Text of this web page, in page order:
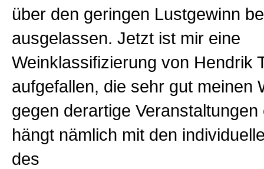
über den geringen Lustgewinn
ausgelassen. Jetzt ist mir eine
Weinklassifizierung von Hendrik
aufgefallen, die sehr gut meinen
gegen derartige Veranstaltungen
hängt nämlich mit den
des